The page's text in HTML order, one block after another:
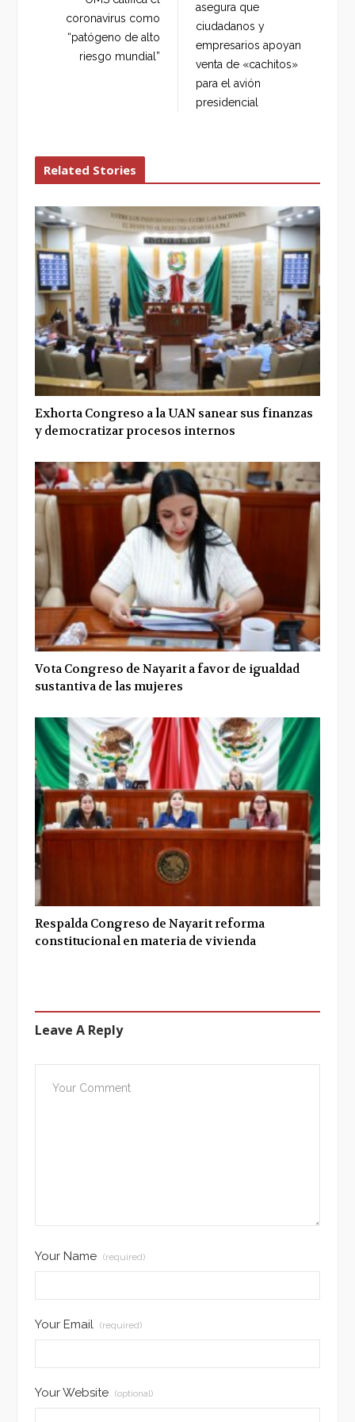
k
coronavirus como
“patógeno de alto
riesgo mundial”
asegura que
ciudadanos y
empresarios apoyan
venta de «cachitos»
para el avión
presidencial
Related Stories
Exhorta Congreso a la UAN sanear sus finanzas
y democratizar procesos internos
Vota Congreso de Nayarit a favor de igualdad
sustantiva de las mujeres
Respalda Congreso de Nayarit reforma
constitucional en materia de vivienda
Leave A Reply
Your Name (required)
Your Email (required)
Your Website (optional)